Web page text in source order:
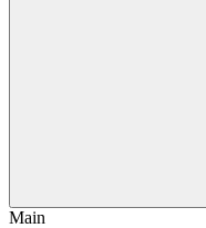
Main